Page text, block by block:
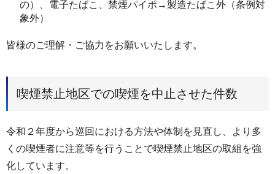
の）、電子たばこ、禁煙パイポ→製造たばこ外（条例対
象外）
皆様のご理解・ご協力をお願いいたします。
喫煙禁止地区での喫煙を中止させた件数
令和２年度から巡回における方法や体制を見直し、より多
くの喫煙者に注意等を行うことで喫煙禁止地区の取組を強
化しています。